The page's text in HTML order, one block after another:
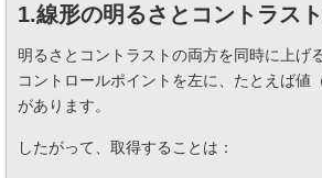
1.線形の明るさとコントラス
明るさとコントラストの両方を同時に上げ
コントロールポイントを左に、たとえば値
があります。
したがって、取得することは：